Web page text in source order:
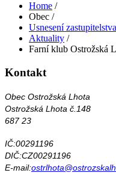
Home /
Obec /
Usnesení
Aktuality /
Farní klub Ostrožská
Kontakt
Obec Ostrožská Lhota
Ostrožská Lhota č.148
687 23
IČ:00291196
DIČ:CZ00291196
E-mail: